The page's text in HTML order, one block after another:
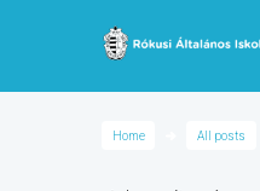
Home All posts